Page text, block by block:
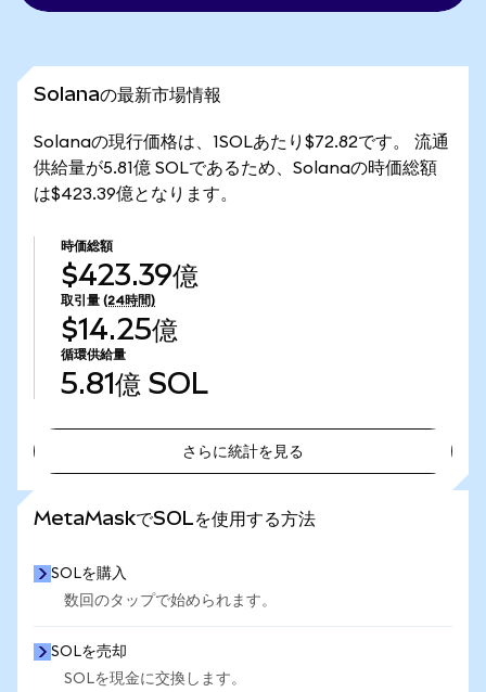
Solanaの最新市場情報
Solanaの現行価格は、1SOLあたり$72.82です。 流通
供給量が5.81億 SOLであるため、Solanaの時価総額
は$423.39億となります。
時価総額
$423.39億
取引量 (24時間)
$14.25億
循環供給量
5.81億 SOL
さらに統計を見る
MetaMaskでSOLを使用する方法
SOLを購入
数回のタップで始められます。
SOLを売却
SOLを現金に交換します。